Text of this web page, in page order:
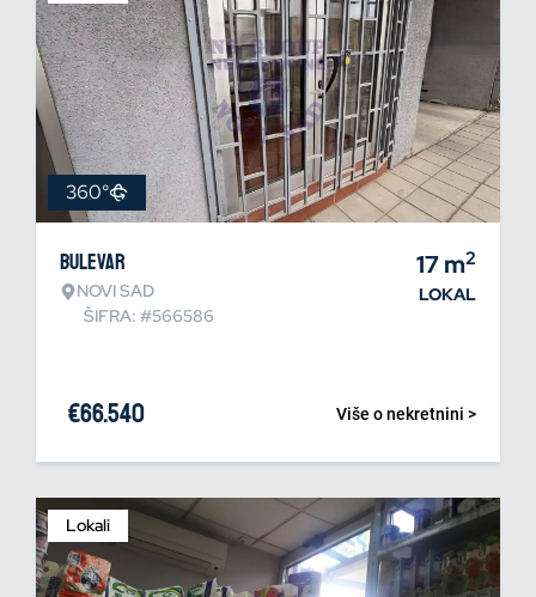
360°
Bulevar
NOVI SAD
ŠIFRA: #566586
17m2
LOKAL
Više o nekretnini >
€66.540
Lokali